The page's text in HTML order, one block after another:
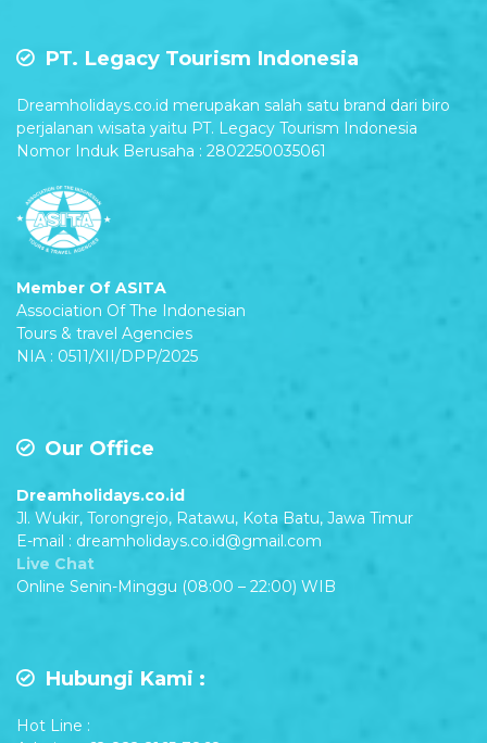
PT. Legacy Tourism Indonesia
Dreamholidays.co.id merupakan salah satu brand dari biro
perjalanan wisata yaitu PT. Legacy Tourism Indonesia
Nomor Induk Berusaha : 2802250035061
Member Of ASITA
Association Of The Indonesian
Tours & travel Agencies
NIA : 0511/XII/DPP/2025
Our Office
Dreamholidays.co.id
Jl. Wukir, Torongrejo, Ratawu, Kota Batu, Jawa Timur
E-mail : dreamholidays.co.id@gmail.com
Live Chat
Online Senin-Minggu (08:00 – 22:00) WIB
Hubungi Kami :
Hot Line :